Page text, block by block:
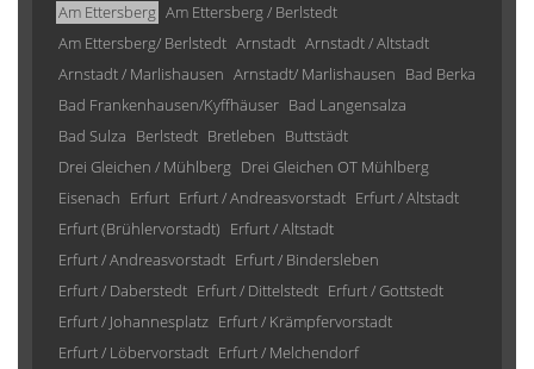
Am Ettersberg Am Ettersberg / Berlstedt
Am Ettersberg/ Berlstedt Arnstadt Arnstadt / Altstadt
Arnstadt / Marlishausen Arnstadt/ Marlishausen Bad Berka
Bad Frankenhausen/Kyffhäuser Bad Langensalza
Bad Sulza Berlstedt Bretleben Buttstädt
Drei Gleichen / Mühlberg Drei Gleichen OT Mühlberg
Eisenach Erfurt Erfurt / Andreasvorstadt Erfurt / Altstadt
Erfurt (Brühlervorstadt) Erfurt / Altstadt
Erfurt / Andreasvorstadt Erfurt / Bindersleben
Erfurt / Daberstedt Erfurt / Dittelstedt Erfurt / Gottstedt
Erfurt / Johannesplatz Erfurt / Krämpfervorstadt
Erfurt / Löbervorstadt Erfurt / Melchendorf